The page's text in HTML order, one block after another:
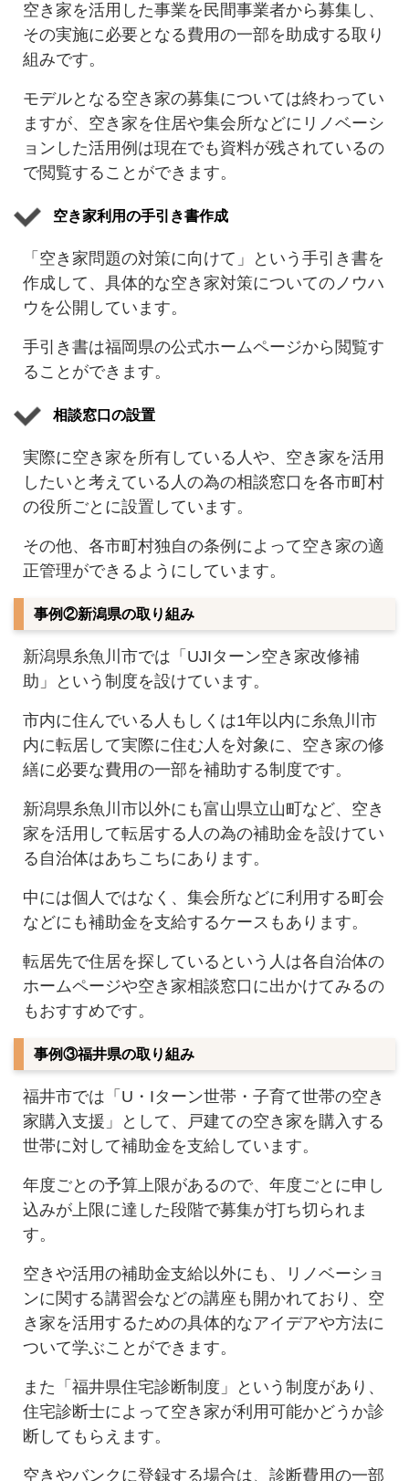
空き家を活用した事業を民間事業者から募集し、
その実施に必要となる費用の一部を助成する取り
組みです。
モデルとなる空き家の募集については終わってい
ますが、空き家を住居や集会所などにリノベーシ
ョンした活用例は現在でも資料が残されているの
で閲覧することができます。
空き家利用の手引き書作成
「空き家問題の対策に向けて」という手引き書を
作成して、具体的な空き家対策についてのノウハ
ウを公開しています。
手引き書は福岡県の公式ホームページから閲覧す
ることができます。
相談窓口の設置
実際に空き家を所有している人や、空き家を活用
したいと考えている人の為の相談窓口を各市町村
の役所ごとに設置しています。
その他、各市町村独自の条例によって空き家の適
正管理ができるようにしています。
事例②新潟県の取り組み
新潟県糸魚川市では「UJIターン空き家改修補
助」という制度を設けています。
市内に住んでいる人もしくは1年以内に糸魚川市
内に転居して実際に住む人を対象に、空き家の修
繕に必要な費用の一部を補助する制度です。
新潟県糸魚川市以外にも富山県立山町など、空き
家を活用して転居する人の為の補助金を設けてい
る自治体はあちこちにあります。
中には個人ではなく、集会所などに利用する町会
などにも補助金を支給するケースもあります。
転居先で住居を探しているという人は各自治体の
ホームページや空き家相談窓口に出かけてみるの
もおすすめです。
事例③福井県の取り組み
福井市では「U・Iターン世帯・子育て世帯の空き
家購入支援」として、戸建ての空き家を購入する
世帯に対して補助金を支給しています。
年度ごとの予算上限があるので、年度ごとに申し
込みが上限に達した段階で募集が打ち切られま
す。
空きや活用の補助金支給以外にも、リノベーショ
ンに関する講習会などの講座も開かれており、空
き家を活用するための具体的なアイデアや方法に
ついて学ぶことができます。
また「福井県住宅診断制度」という制度があり、
住宅診断士によって空き家が利用可能かどうか診
断してもらえます。
空きやバンクに登録する場合は、診断費用の一部